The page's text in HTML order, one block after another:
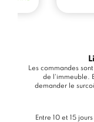
Les commandes
de l'immeuble.
demander le
Entre 10 et 15